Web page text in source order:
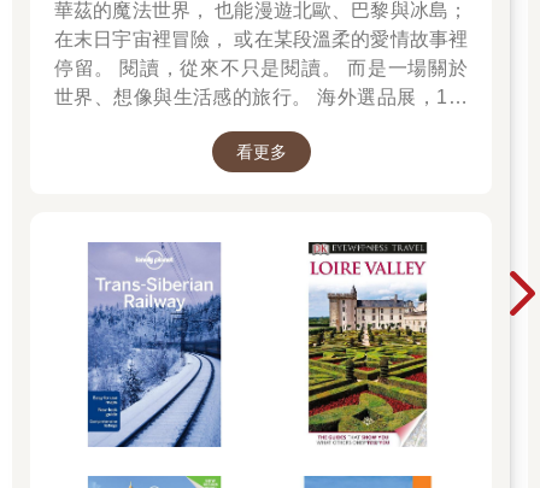
華茲的魔法世界， 也能漫遊北歐、巴黎與冰島；
在末日宇宙裡冒險， 或在某段溫柔的愛情故事裡
停留。 閱讀，從來不只是閱讀。 而是一場關於
世界、想像與生活感的旅行。 海外選品展，1折
看更多